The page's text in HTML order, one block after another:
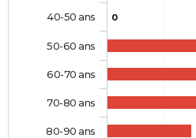
0
40-50 ans
50-60 ans
60-70 ans
70-80 ans
80-90 ans